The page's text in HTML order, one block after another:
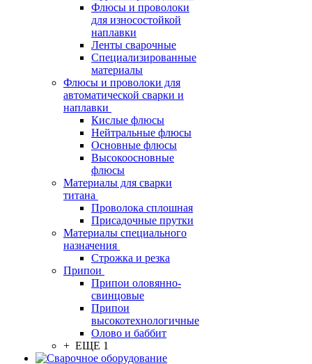
Флюсы и проволоки
для износостойкой
наплавки
Ленты сварочные
Специализированные
материалы
Флюсы и проволоки для
автоматической сварки и
наплавки
Кислые флюсы
Нейтральные флюсы
Основные флюсы
Высокоосновные
флюсы
Материалы для сварки
титана
Проволока сплошная
Присадочные прутки
Материалы специального
назначения
Строжка и резка
Припои
Припои оловянно-
свинцовые
Припои
высокотехнологичные
Олово и баббит
+ ЕЩЕ 1